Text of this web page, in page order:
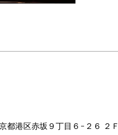
都港区赤坂９丁目６−２６ ２Ｆ